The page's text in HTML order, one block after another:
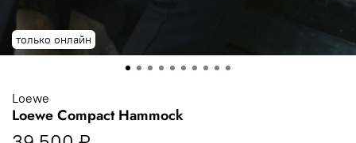
только онлайн
Loewe
Loewe Compact Hammock